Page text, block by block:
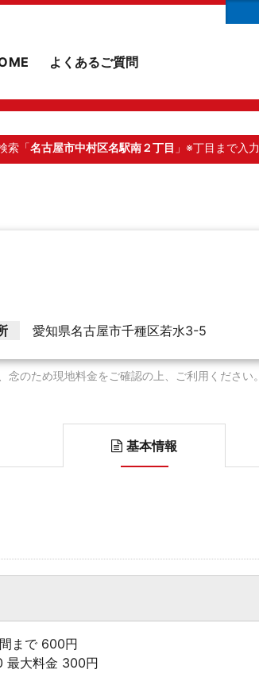
よくあるご質問
索「名古屋市中村区名駅南２丁目 」※丁目まで入力
愛知県名古屋市千種区若水3-5
のため現地料金をご確認の上、ご利用ください。
基本情報
まで 600円
大料金 300円